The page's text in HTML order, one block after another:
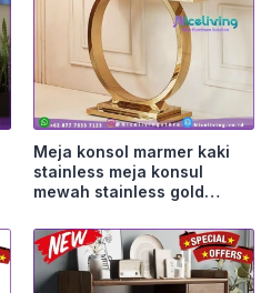
Meja konsol marmer kaki
stainless meja konsul
mewah stainless gold